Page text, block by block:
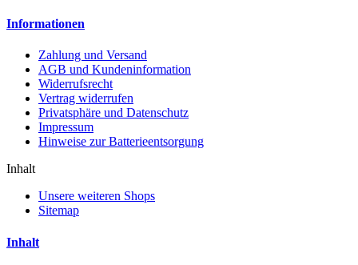
Informationen
Zahlung und Versand
AGB und Kundeninformation
Widerrufsrecht
Vertrag widerrufen
Privatsphäre und Datenschutz
Impressum
Hinweise zur Batterieentsorgung
Inhalt
Unsere weiteren Shops
Sitemap
Inhalt